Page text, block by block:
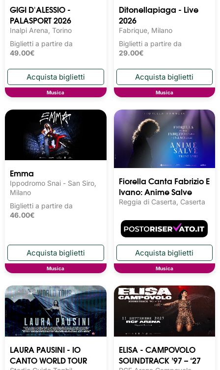
GIGI D'ALESSIO -
PALASPORT 2026
Inalpi Arena, Torino
Biglietti a partire da
49.00€
Musica
Ditonellapiaga - Live
2026
Fabrique, Milano
Biglietti a partire da
29.00€
Musica
Emma
Ippodromo Snai - San Siro,
Milano
Biglietti a partire da
46.00€
Musica
Fiorella Canta Fabrizio E
Ivano: Anime Salve
Reggia di Caserta, Caserta
Musica
LAURA PAUSINI - IO
CANTO WORLD TOUR
ELISA - CAMPOVOLO
SOUNDTRACK ’97 – ‘27